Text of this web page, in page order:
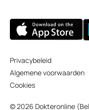
Privacybeleid
Algemene voorwaarden
Cookies
© 2026 Dokteronline